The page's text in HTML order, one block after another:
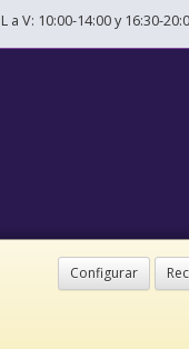
Configurar
L a V: 10:00-14:00 y 16:30-